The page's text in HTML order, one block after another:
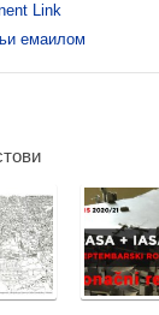
Link
емаилом